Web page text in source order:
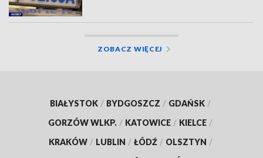
ZOBACZ WIĘCEJ
BIAŁYSTOK / BYDGOSZCZ / GDAŃSK /
GORZÓW WLKP. / KATOWICE / KIELCE /
KRAKÓW / LUBLIN / ŁÓDŹ / OLSZTYN /